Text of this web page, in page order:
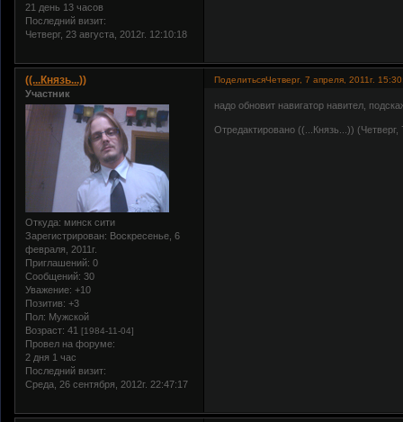
21 день 13 часов
Последний визит:
Четверг, 23 августа, 2012г. 12:10:18
ПоделитьсяЧетверг, 7 апреля, 2011г.
((...Князь...))
Участник
Откуда: минск сити
Зарегистрирован: Воскресенье, 6
февраля, 2011г.
Приглашений: 0
Сообщений: 30
Уважение: +10
Позитив: +3
Пол: Мужской
Возраст: 41 [1984-11-04]
Провел на форуме:
2 дня 1 час
Последний визит:
Среда, 26 сентября, 2012г. 22:47:17
надо обновит навигатор навител,
Отредактировано ((...Князь...)) (Четверг,